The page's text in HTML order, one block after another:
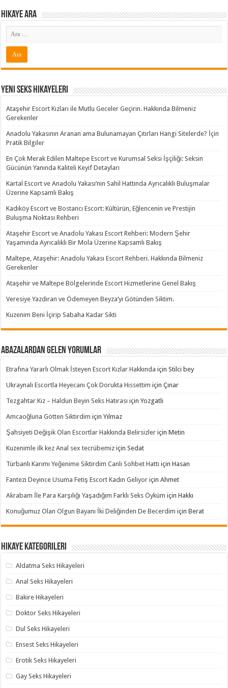
Hikaye ARA
Yeni Seks Hikayeleri
Ataşehir Escort Kızları ile Mutlu Geceler Geçirin. Hakkında Bilmeniz
Gerekenler
Anadolu Yakasının Aranan ama Bulunamayan Çıtırları Hangi Sitelerde? İçin
Pratik Bilgiler
En Çok Merak Edilen Maltepe Escort ve Kurumsal Seksi İşçiliği: Seksin
Gücünün Yanında Kaliteli Keyif Detayları
Kartal Escort ve Anadolu Yakası’nın Sahil Hattında Ayrıcalıklı Buluşmalar
Üzerine Kapsamlı Bakış
Kadıköy Escort ve Bostancı Escort: Kültürün, Eğlencenin ve Prestijin
Buluşma Noktası Rehberi
Ataşehir Escort ve Anadolu Yakası Escort Rehberi: Modern Şehir
Yaşamında Ayrıcalıklı Bir Mola Üzerine Kapsamlı Bakış
Maltepe, Ataşehir: Anadolu Yakası Escort Rehberi. Hakkında Bilmeniz
Gerekenler
Ataşehir ve Maltepe Bölgelerinde Escort Hizmetlerine Genel Bakış
Veresiye Yazdıran ve Ödemeyen Beyza’yı Götünden Siktim.
Kuzenim Beni İçirip Sabaha Kadar Sikti
Abazalardan Gelen Yorumlar
Etrafına Yararlı Olmak İsteyen Escort Kızlar Hakkında içinStilci bey
Ukraynalı Escortla Heyecanı Çok Dorukta Hissettim içinÇınar
Tezgahtar Kız – Haldun Beyin Seks Hatırası içinYozgatlı
Amcaoğluna Götten Siktirdim içinYılmaz
Şahsiyeti Değişik Olan Escortlar Hakkında Belirsizler içinMetin
Kuzenimle ilk kez Anal sex tecrübemiz içinSedat
Türbanlı Karımı Yeğenime Siktirdim Canlı Sohbet Hattı içinHasan
Fantezi Deyince Usuma Fetiş Escort Kadın Geliyor içinAhmet
Akrabam İle Para Karşılığı Yaşadığım Farklı Seks Öyküm içinHakkı
Konuğumuz Olan Olgun Bayanı İki Deliğinden De Becerdim içinBerat
Hikaye Kategorileri
Aldatma Seks Hikayeleri
Anal Seks Hikayeleri
Bakire Hikayeleri
Doktor Seks Hikayeleri
Dul Seks Hikayeleri
Ensest Seks Hikayeleri
Erotik Seks Hikayeleri
Gay Seks Hikayeleri